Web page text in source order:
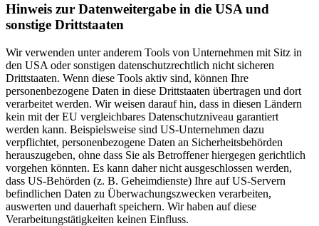
Hinweis zur Datenweitergabe in die USA und
sonstige Drittstaaten
Wir verwenden unter anderem Tools von Unternehmen mit Sitz in
den USA oder sonstigen datenschutzrechtlich nicht sicheren
Drittstaaten. Wenn diese Tools aktiv sind, können Ihre
personenbezogene Daten in diese Drittstaaten übertragen und dort
verarbeitet werden. Wir weisen darauf hin, dass in diesen Ländern
kein mit der EU vergleichbares Datenschutzniveau garantiert
werden kann. Beispielsweise sind US-Unternehmen dazu
verpflichtet, personenbezogene Daten an Sicherheitsbehörden
herauszugeben, ohne dass Sie als Betroffener hiergegen gerichtlich
vorgehen könnten. Es kann daher nicht ausgeschlossen werden,
dass US-Behörden (z. B. Geheimdienste) Ihre auf US-Servern
befindlichen Daten zu Überwachungszwecken verarbeiten,
auswerten und dauerhaft speichern. Wir haben auf diese
Verarbeitungstätigkeiten keinen Einfluss.